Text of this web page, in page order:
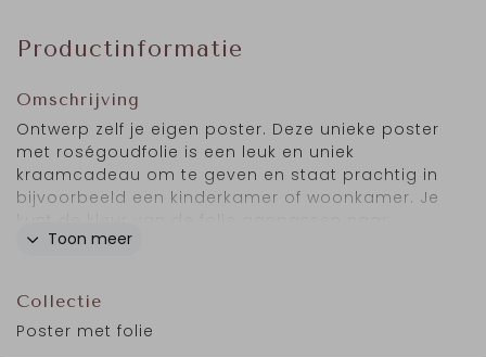
Productinformatie
Omschrijving
Ontwerp zelf je eigen poster. Deze unieke poster
met roségoudfolie is een leuk en uniek
kraamcadeau om te geven en staat prachtig in
bijvoorbeeld een kinderkamer of woonkamer. Je
goud-, zilver-, koper of zwartfolie. Het lettertype
Toon meer
Collectie
Poster met folie